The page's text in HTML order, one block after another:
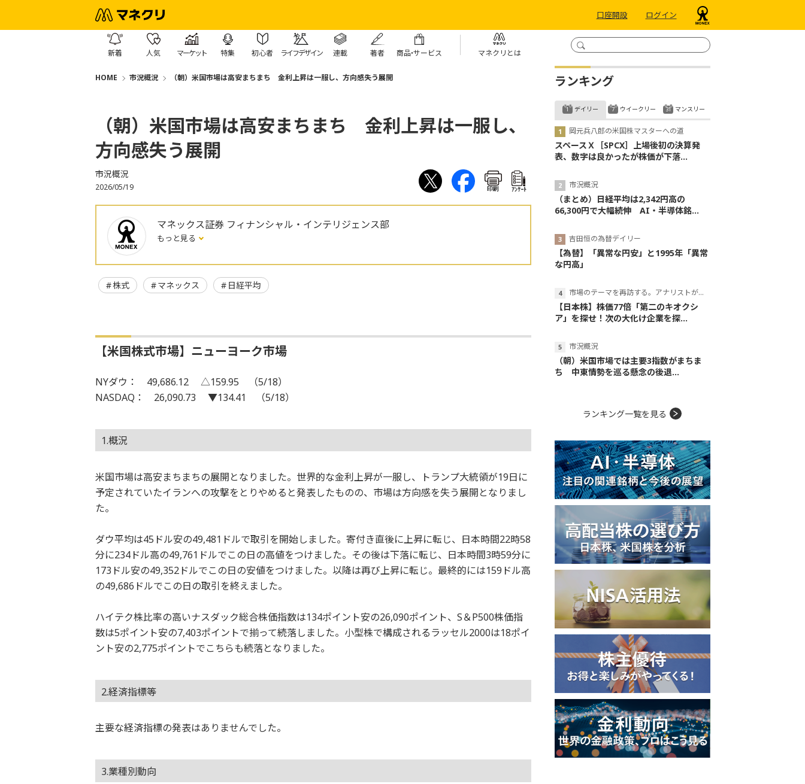
口座開設 ログイン
新着 人気 マーケット 特集 初心者 ライフデザイン 連載 著者 商品・サービス マネクリとは
HOME 市況概況 （朝）米国市場は高安まちまち 金利上昇は一服し、方向感失う展開
（朝）米国市場は高安まちまち 金利上昇は一服し、
方向感失う展開
市況概況
2026/05/19 印刷 ｱﾝｹｰﾄ
マネックス証券 フィナンシャル・インテリジェンス部
もっと見る
株式 マネックス 日経平均
【米国株式市場】ニューヨーク市場
NYダウ： 49,686.12 △159.95 （5/18）
NASDAQ： 26,090.73 ▼134.41 （5/18）
1.概況
米国市場は高安まちまちの展開となりました。世界的な金利上昇が一服し、トランプ大統領が19日に
予定されていたイランへの攻撃をとりやめると発表したものの、市場は方向感を失う展開となりまし
た。
ダウ平均は45ドル安の49,481ドルで取引を開始しました。寄付き直後に上昇に転じ、日本時間22時58
分に234ドル高の49,761ドルでこの日の高値をつけました。その後は下落に転じ、日本時間3時59分に
173ドル安の49,352ドルでこの日の安値をつけました。以降は再び上昇に転じ。最終的には159ドル高
の49,686ドルでこの日の取引を終えました。
ハイテク株比率の高いナスダック総合株価指数は134ポイント安の26,090ポイント、S＆P500株価指
数は5ポイント安の7,403ポイントで揃って続落しました。小型株で構成されるラッセル2000は18ポイ
ント安の2,775ポイントでこちらも続落となりました。
2.経済指標等
主要な経済指標の発表はありませんでした。
3.業種別動向
ランキング
デイリー
岡元兵八郎の米国株マスターへの道
スペースＸ［SPCX］上場後初の決算発
表、数字は良かったが株価が下落...
市況概況
（まとめ）日経平均は2,342円高の
66,300円で大幅続伸 AI・半導体銘...
吉田恒の為替デイリー
【為替】「異常な円安」と1995年「異常
な円高」
市場のテーマを再訪する。アナリストが読み解くテーマの本質
【日本株】株価77倍「第二のキオクシ
ア」を探せ！次の大化け企業を探...
市況概況
（朝）米国市場では主要3指数がまちま
ち 中東情勢を巡る懸念の後退...
ウイークリー マンスリー
ランキング一覧を見る